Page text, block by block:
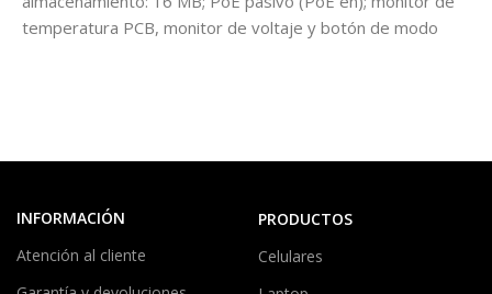
temperatura PCB, monitor de voltaje y botón de modo
INFORMACIÓN
Atención al cliente
PRODUCTOS
Celulares